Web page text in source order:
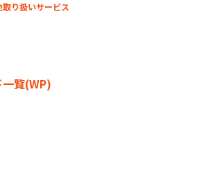
り扱いサービス
覧(WP)